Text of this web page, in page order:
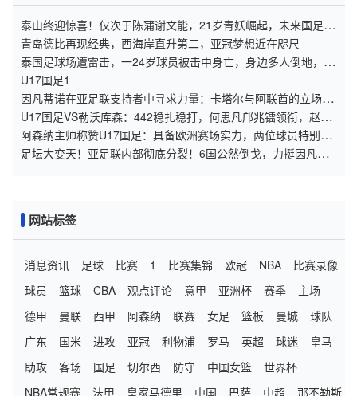
泰山终迎惊喜！仅次于陈蒲谢文能，21岁青妖崛起，未来国足新
锋线！
青岛德比再现经典，西海岸直升第二，亚冠梦想近在咫尺
泰国足球场遭雷击，一24岁球员被击中身亡，身边多人倒地，至
少9人受伤，警方介入调查
U17国足1
因凡蒂诺在亚足联支持者中寻求力量：卡塔尔与阿联酋的立场引
发关注
U17国足VS勒沃库森：442稳扎稳打，何思凡邝兆镭领衔，赵松
源冲锋
阿森纳主帅称赞U17国足：具备欧洲赛场实力，两位球员特别突
出
足坛大变天！亚足联内部彻底分裂！6国公然倒戈，力挺因凡蒂
网站标签
消息资讯 足球 比赛 1 比赛集锦 欧冠 NBA
比赛录像
球员
篮球 CBA 观点评论 意甲 亚洲杯 赛季
主场
德甲
曼联 西甲 阿森纳 联赛 女足 篮板 曼城
球队
广东
国米 进攻 亚冠 利物浦 罗马 英超 球迷
皇马
助攻
客场 国足 切尔西 防守 中国女篮
世界杯
NBA常规赛
法甲 皇家马德里 中国 巴萨 中超 那不勒斯